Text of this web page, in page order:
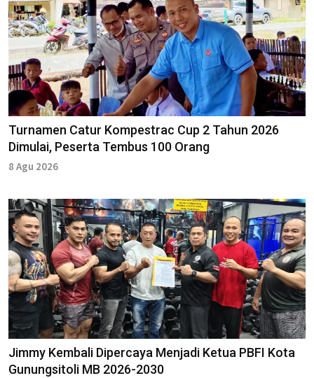
Turnamen Catur Kompestrac Cup 2 Tahun 2026
Dimulai, Peserta Tembus 100 Orang
8 Agu 2026
Jimmy Kembali Dipercaya Menjadi Ketua PBFI Kota
Gunungsitoli MB 2026-2030